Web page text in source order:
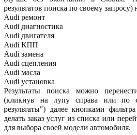
результатов поиска по своему запросу)
Audi ремонт
Audi диагностика
Audi двигателя
Audi КПП
Audi замена
Audi сцепления
Audi масла
Audi установка
Результаты поиска можно
(кликнув на лупу справа или по
результаты") далее кнопками
делать заказ услуг из списка или
для выбора своей модели автомобиля.